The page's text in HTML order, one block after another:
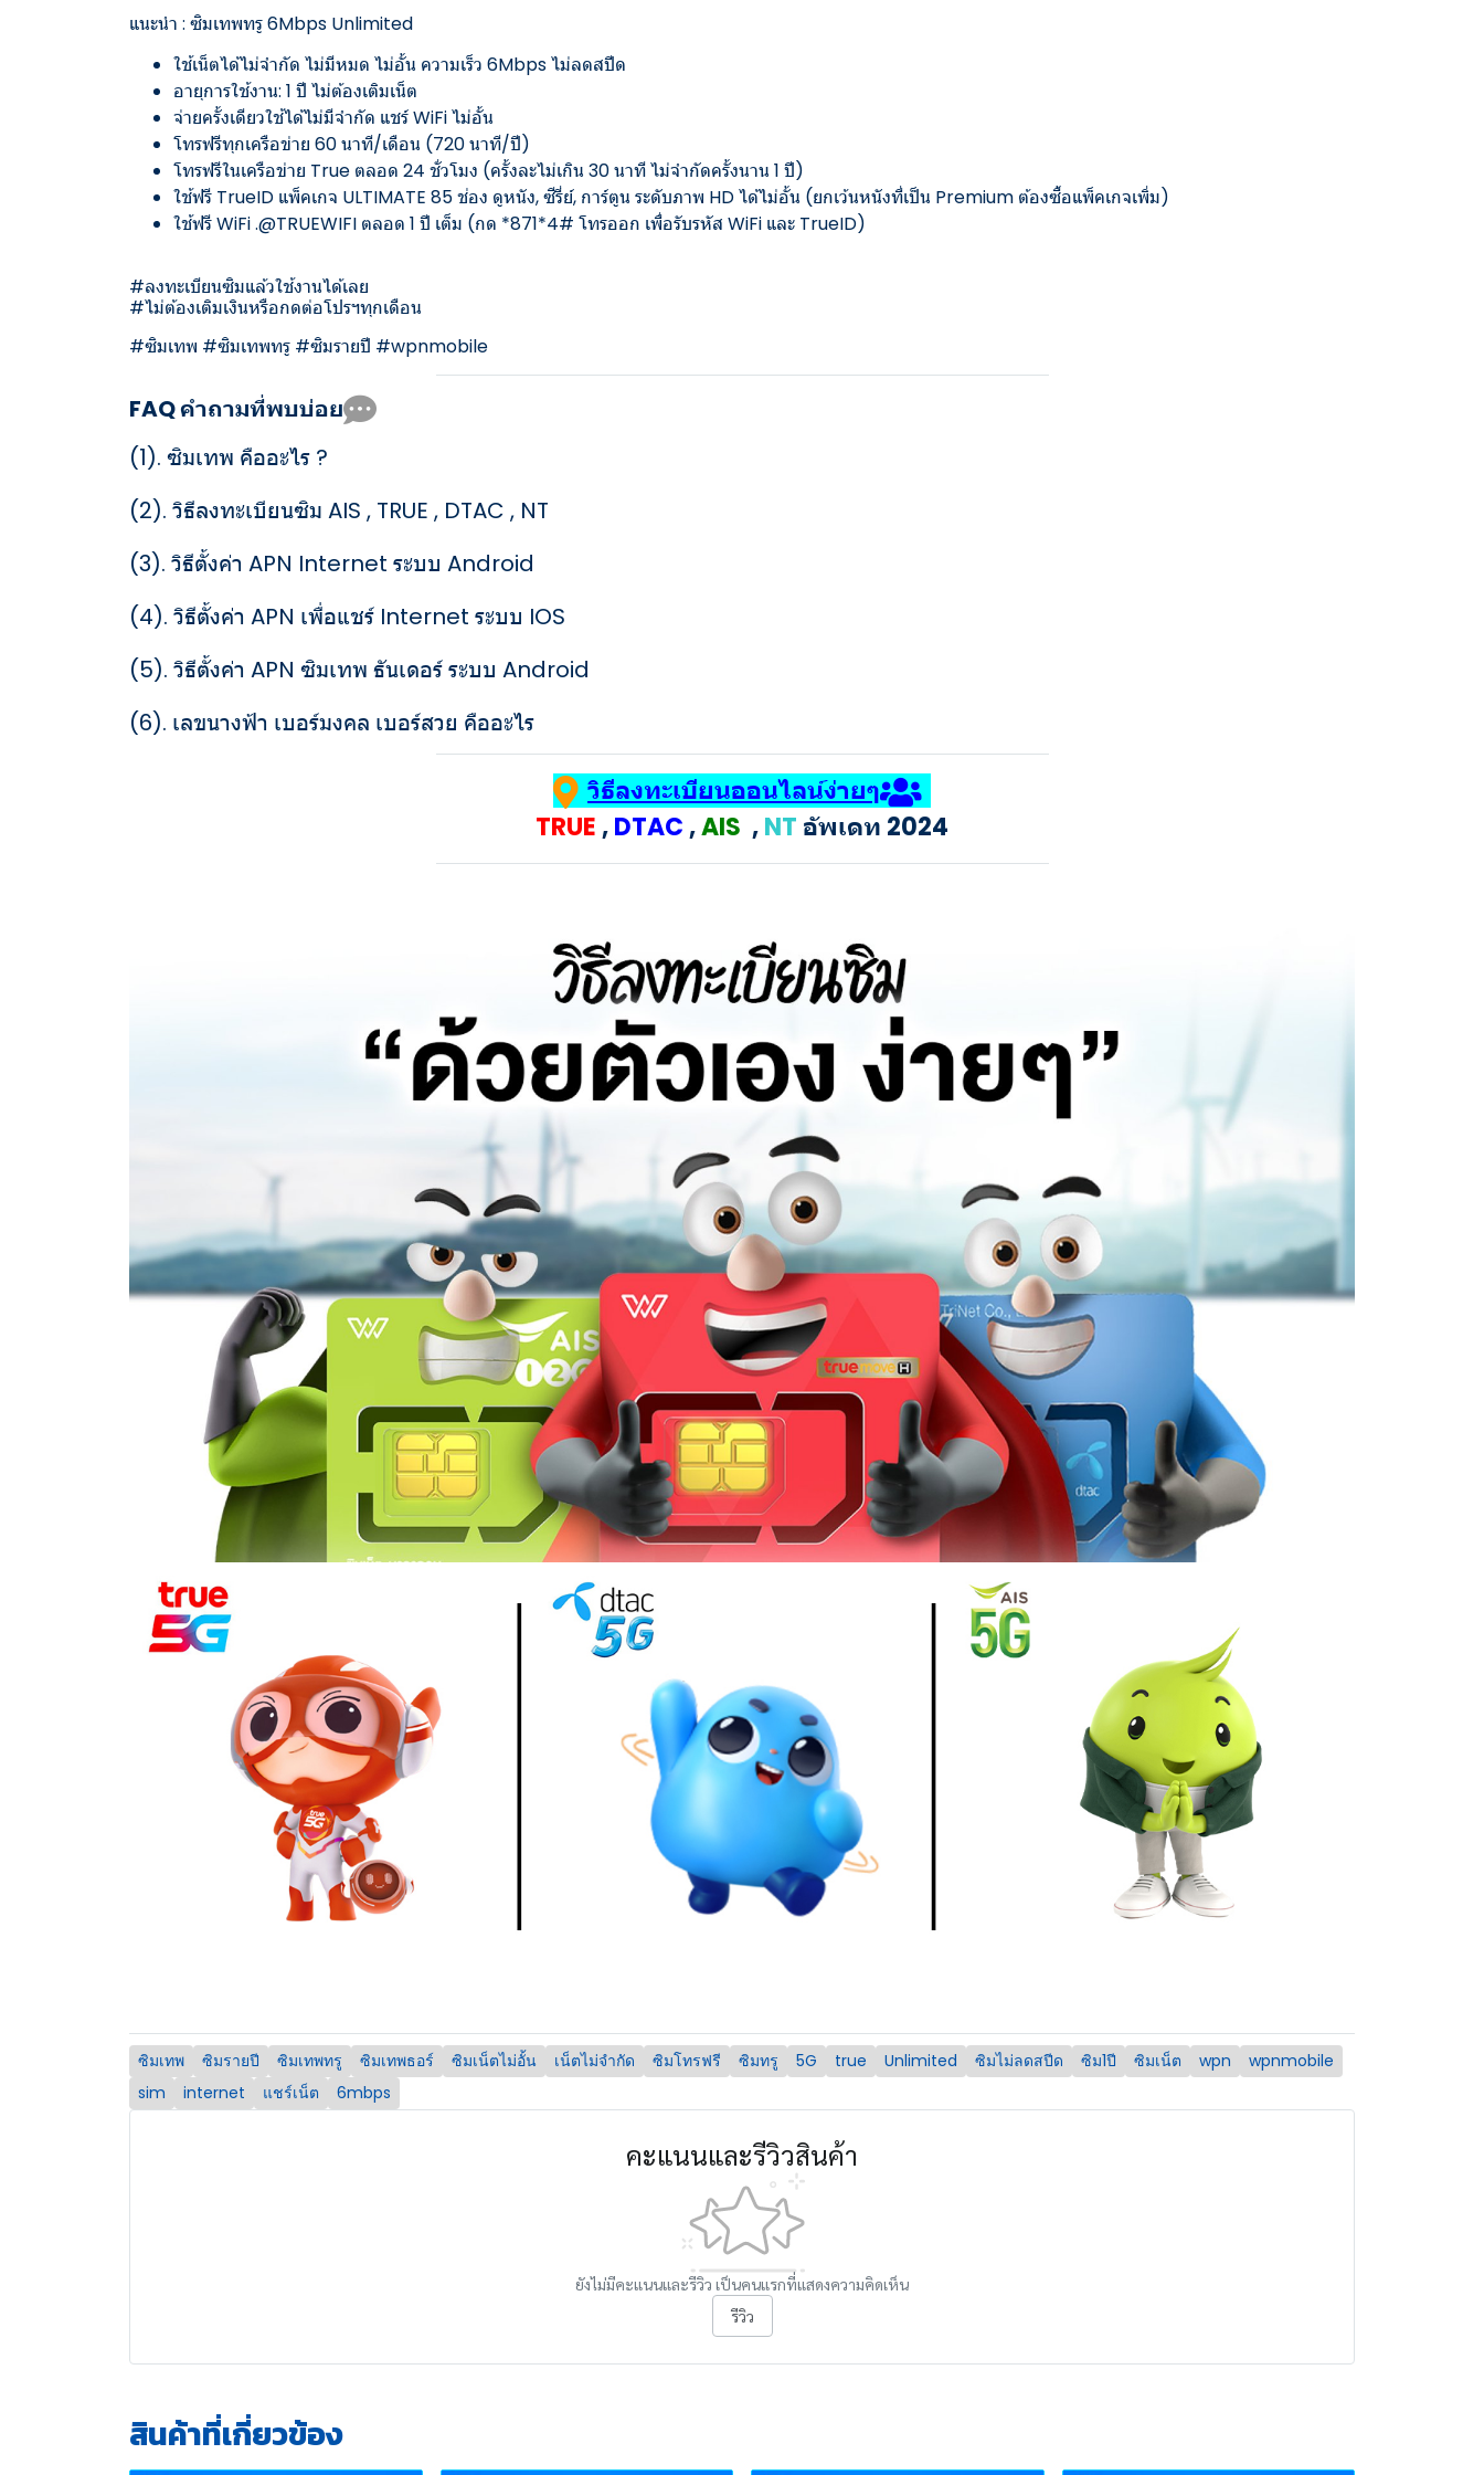
แนะนำ : ซิมเทพทรู 6Mbps Unlimited
ใช้เน็ตได้ไม่จำกัด ไม่มีหมด ไม่อั้น ความเร็ว 6Mbps ไม่ลดสปีด
อายุการใช้งาน: 1 ปี ไม่ต้องเติมเน็ต
จ่ายครั้งเดียวใช้ได้ไม่มีจำกัด แชร์ WiFi ไม่อั้น
โทรฟรีทุกเครือข่าย 60 นาที/เดือน (720 นาที/ปี)
โทรฟรีในเครือข่าย True ตลอด 24 ชั่วโมง (ครั้งละไม่เกิน 30 นาที ไม่จำกัดครั้งนาน 1 ปี)
ใช้ฟรี TrueID แพ็คเกจ ULTIMATE 85 ช่อง ดูหนัง, ซีรี่ย์, การ์ตูน ระดับภาพ HD ได้ไม่อั้น (ยกเว้นหนังที่เป็น Premium ต้องซื้อแพ็คเกจเพิ่ม)
ใช้ฟรี WiFi .@TRUEWIFI ตลอด 1 ปี เต็ม (กด *871*4# โทรออก เพื่อรับรหัส WiFi และ TrueID)
#ลงทะเบียนซิมแล้วใช้งานได้เลย
#ไม่ต้องเติมเงินหรือกดต่อโปรฯทุกเดือน
#ซิมเทพ #ซิมเทพทรู #ซิมรายปี #wpnmobile
FAQ คำถามที่พบบ่อย
(1). ซิมเทพ คืออะไร ?
(2). วิธีลงทะเบียนซิม AIS , TRUE , DTAC , NT
(3). วิธีตั้งค่า APN Internet ระบบ Android
(4). วิธีตั้งค่า APN เพื่อแชร์ Internet ระบบ IOS
(5). วิธีตั้งค่า APN ซิมเทพ ธันเดอร์ ระบบ Android
(6). เลขนางฟ้า เบอร์มงคล เบอร์สวย คืออะไร
วิธีลงทะเบียนออนไลน์ง่ายๆ
TRUE ,DTAC ,AIS ,NT อัพเดท 2024
ซิมเทพ ซิมรายปี ซิมเทพทรู ซิมเทพธอร์ ซิมเน็ตไม่อั้น เน็ตไม่จำกัด ซิมโทรฟรี ซิมทรู 5G true Unlimited ซิมไม่ลดสปีด ซิม1ปี ซิมเน็ต wpn
wpnmobile
sim
internet แชร์เน็ต 6mbps
คะแนนและรีวิวสินค้า
ยังไม่มีคะแนนและรีวิว เป็นคนแรกที่แสดงความคิดเห็น
รีวิว
สินค้าที่เกี่ยวข้อง